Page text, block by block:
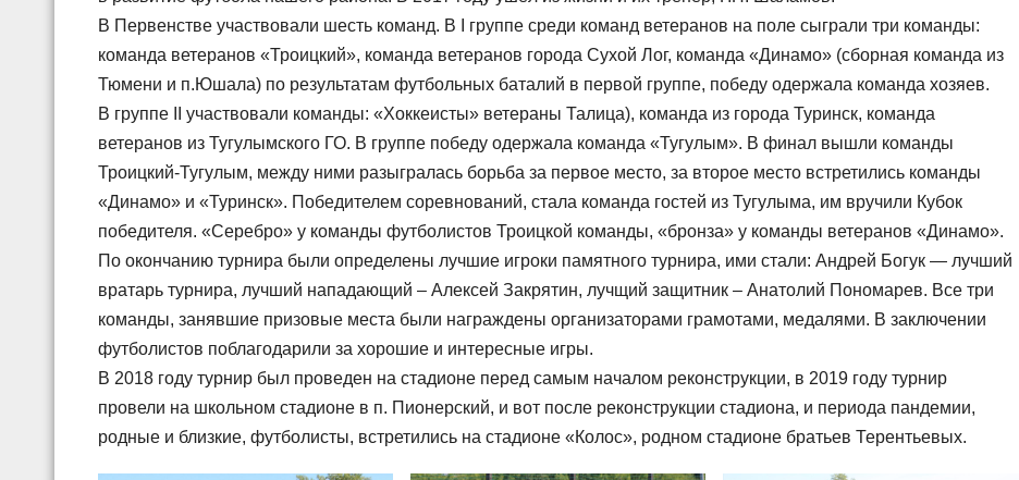
В Первенстве участвовали шесть команд. В I группе среди команд ветеранов на поле сыграли три команды:
команда ветеранов «Троицкий», команда ветеранов города Сухой Лог, команда «Динамо» (сборная команда из
Тюмени и п.Юшала) по результатам футбольных баталий в первой группе, победу одержала команда хозяев.
В группе II участвовали команды: «Хоккеисты» ветераны Талица), команда из города Туринск, команда
ветеранов из Тугулымского ГО. В группе победу одержала команда «Тугулым». В финал вышли команды
Троицкий-Тугулым, между ними разыгралась борьба за первое место, за второе место встретились команды
«Динамо» и «Туринск». Победителем соревнований, стала команда гостей из Тугулыма, им вручили Кубок
победителя. «Серебро» у команды футболистов Троицкой команды, «бронза» у команды ветеранов «Динамо».
По окончанию турнира были определены лучшие игроки памятного турнира, ими стали: Андрей Богук — лучший
вратарь турнира, лучший нападающий – Алексей Закрятин, лучщий защитник – Анатолий Пономарев. Все три
команды, занявшие призовые места были награждены организаторами грамотами, медалями. В заключении
футболистов поблагодарили за хорошие и интересные игры.
В 2018 году турнир был проведен на стадионе перед самым началом реконструкции, в 2019 году турнир
провели на школьном стадионе в п. Пионерский, и вот после реконструкции стадиона, и периода пандемии,
родные и близкие, футболисты, встретились на стадионе «Колос», родном стадионе братьев Терентьевых.